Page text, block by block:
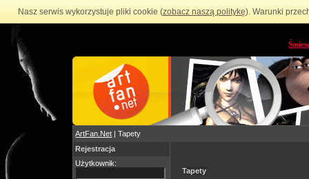
Nasz serwis wykorzystuje pliki cookie (zobacz naszą politykę). Warunki
ArtFan.Net | Tapety
Rejestracja
Użytkownik:
Tapety